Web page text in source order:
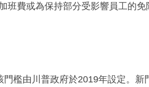
班費或為保持部分受影響員工的免
檻由川普政府於2019年設定。新